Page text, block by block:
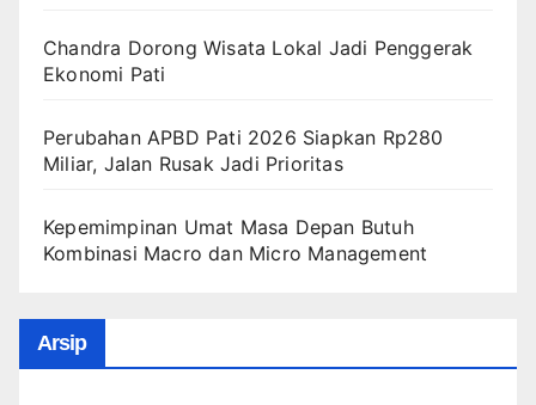
Chandra Dorong Wisata Lokal Jadi Penggerak
Ekonomi Pati
Perubahan APBD Pati 2026 Siapkan Rp280
Miliar, Jalan Rusak Jadi Prioritas
Kepemimpinan Umat Masa Depan Butuh
Kombinasi Macro dan Micro Management
Arsip